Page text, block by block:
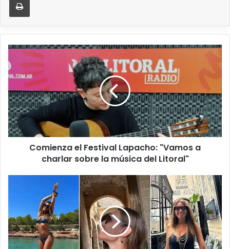
Comienza el Festival Lapacho: "Vamos a
charlar sobre la música del Litoral"